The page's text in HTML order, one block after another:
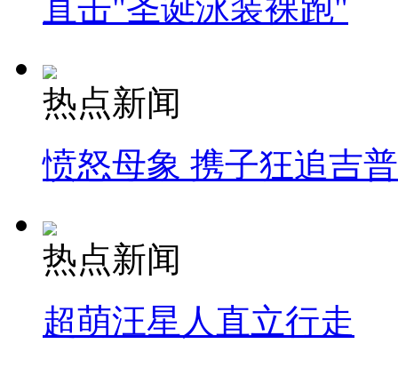
直击"圣诞泳装裸跑"
热点新闻
愤怒母象 携子狂追吉
热点新闻
超萌汪星人直立行走